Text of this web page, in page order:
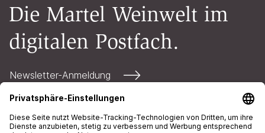
Die Martel Weinwelt im
digitalen Postfach.
Newsletter-Anmeldung